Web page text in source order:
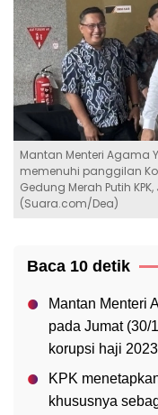
Mantan Menteri Agama
memenuhi panggilan
Gedung Merah Putih
(Suara.com/Dea)
Baca 10 detik
Mantan Menteri
pada Jumat (30/
korupsi haji
KPK
khususnya